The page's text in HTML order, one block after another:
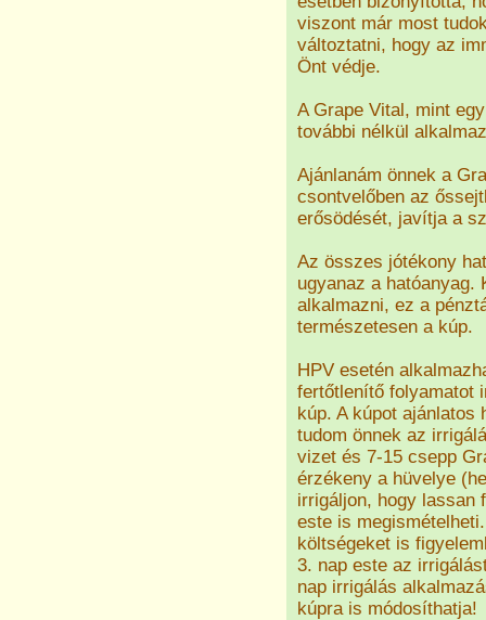
viszont már most
változtatni, hogy az
Önt védje.
A Grape Vital, mint
további nélkül
Ajánlanám önnek a
csontvelőben az
erősödését, javítja a
Az összes jótékony
ugyanaz a hatóanyag.
alkalmazni, ez a
természetesen a kúp.
HPV esetén
fertőtlenítő folyamatot
kúp. A kúpot ajánlatos
tudom önnek az
vizet és 7-15 csepp
érzékeny a hüvelye
irrigáljon, hogy lassan
este is
költségeket is
3. nap este az
nap irrigálás
kúpra is módosíthatja!